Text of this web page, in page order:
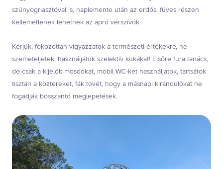
szúnyogriasztóval is, naplemente után az erdős, füves részen
kellemetlenek lehetnek az apró vérszívók.
Kérjük, fokozottan vigyázzatok a természeti értékekre, ne
szemeteljetek, használjátok szelektív kukákat! Elsőre fura tanács,
de csak a kijelölt mosdókat, mobil WC-ket használjátok, tartsátok
tisztán a köztereket, fák tövét, hogy a másnapi kirándulókat ne
fogadják bosszantó meglepetések.